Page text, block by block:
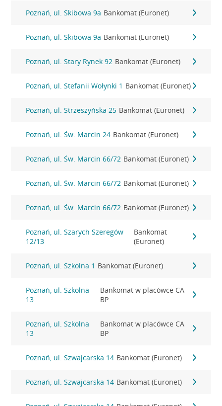
Poznań, ul. Skibowa 9a Bankomat (Euronet)
Poznań, ul. Skibowa 9a Bankomat (Euronet)
Poznań, ul. Stary Rynek 92 Bankomat (Euronet)
Poznań, ul. Stefanii Wołynki 1 Bankomat (Euronet)
Poznań, ul. Strzeszyńska 25 Bankomat (Euronet)
Poznań, ul. Św. Marcin 24 Bankomat (Euronet)
Poznań, ul. Św. Marcin 66/72 Bankomat (Euronet)
Poznań, ul. Św. Marcin 66/72 Bankomat (Euronet)
Poznań, ul. Św. Marcin 66/72 Bankomat (Euronet)
Poznań, ul. Szarych Szeregów
12/13
Bankomat
(Euronet)
Poznań, ul. Szkolna 1 Bankomat (Euronet)
Poznań, ul. Szkolna
13
Bankomat w placówce CA
BP
Poznań, ul. Szkolna
13
Bankomat w placówce CA
BP
Poznań, ul. Szwajcarska 14 Bankomat (Euronet)
Poznań, ul. Szwajcarska 14 Bankomat (Euronet)